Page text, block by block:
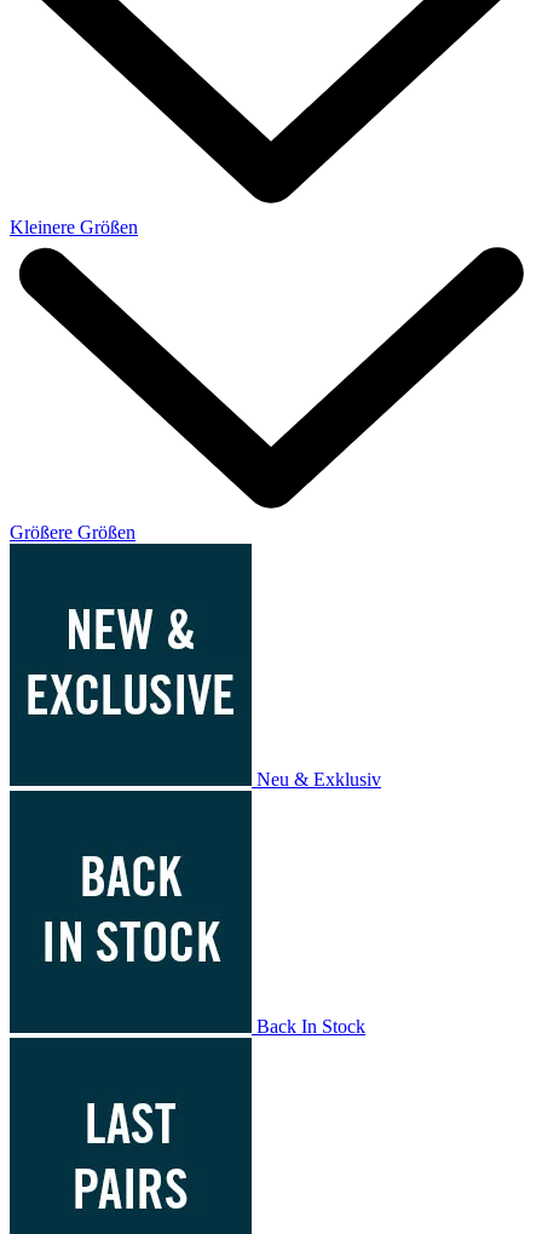
Kleinere Größen
Größere Größen
Neu & Exklusiv
Back In Stock